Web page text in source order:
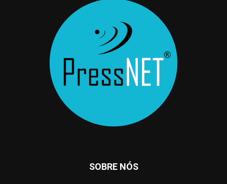
SOBRE NÓS